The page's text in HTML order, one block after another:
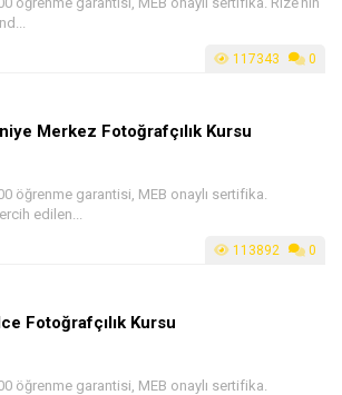
117343 0
Merkez Fotoğrafçılık Kursu
öğrenme garantisi, MEB onaylı sertifika.
edilen...
113892 0
Fotoğrafçılık Kursu
öğrenme garantisi, MEB onaylı sertifika.